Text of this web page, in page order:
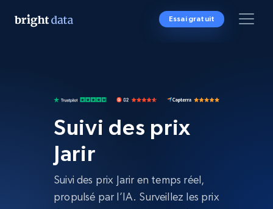
Essai gratuit
Suivi des prix
Jarir
Suivi des prix Jarir en temps réel,
propulsé par l’IA. Surveillez les prix